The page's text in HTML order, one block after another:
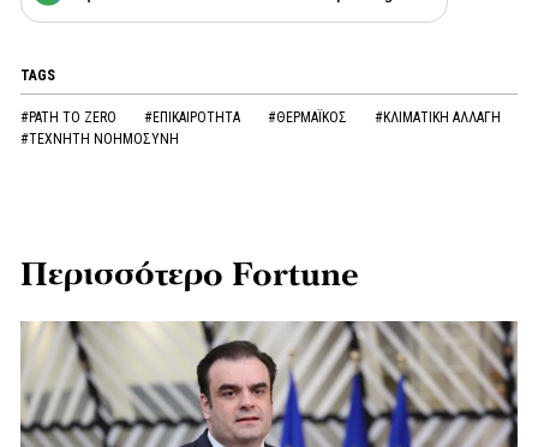
TAGS
#PATH TO ZERO #ΕΠΙΚΑΙΡΟΤΗΤΑ #ΘΕΡΜΑΪΚΟΣ
#ΚΛΙΜΑΤΙΚΗ ΑΛΛΑΓΗ
#ΤΕΧΝΗΤΗ ΝΟΗΜΟΣΥΝΗ
Περισσότερο Fortune